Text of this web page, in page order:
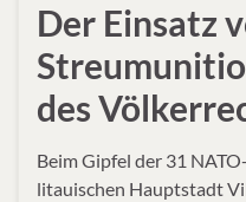
Der Einsatz
des
Beim Gipfel der 31
litauischen Hauptstadt